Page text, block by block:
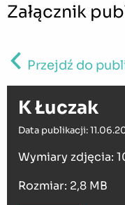
Załącznik
Przejdź do
K Łuczak
Data publikacji:
Wymiary zdjęcia:
Rozmiar: 2,8 MB